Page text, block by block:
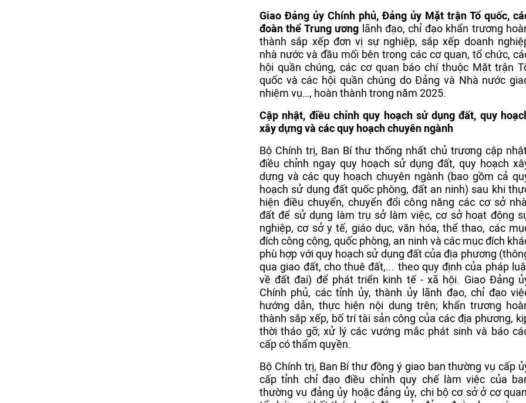
Giao Đảng ủy Chính phủ, Đảng ủy Mặt trận Tổ quốc,
đoàn thể Trung ương lãnh đạo, chỉ đạo khẩn trương
thành sắp xếp đơn vị sự nghiệp, sắp xếp doanh
nhà nước và đầu mối bên trong các cơ quan, tổ chức,
hội quần chúng, các cơ quan báo chí thuộc Mặt trận
quốc và các hội quần chúng do Đảng và Nhà nước
nhiệm vụ…, hoàn thành trong năm 2025.
Cập nhật, điều chỉnh quy hoạch sử dụng đất, quy
xây dựng và các quy hoạch chuyên ngành
Bộ Chính trị, Ban Bí thư thống nhất chủ trương cập
điều chỉnh ngay quy hoạch sử dụng đất, quy hoạch
dựng và các quy hoạch chuyên ngành (bao gồm cả
hoạch sử dụng đất quốc phòng, đất an ninh) sau khi
hiện điều chuyển, chuyển đổi công năng các cơ sở
đất để sử dụng làm trụ sở làm việc, cơ sở hoạt động
nghiệp, cơ sở y tế, giáo dục, văn hóa, thể thao, các
đích công cộng, quốc phòng, an ninh và các mục đích
phù hợp với quy hoạch sử dụng đất của địa phương
qua giao đất, cho thuê đất,... theo quy định của pháp
về đất đai) để phát triển kinh tế - xã hội. Giao Đảng
Chính phủ, các tỉnh ủy, thành ủy lãnh đạo, chỉ đạo
hướng dẫn, thực hiện nội dung trên; khẩn trương
thành sắp xếp, bố trí tài sản công của các địa phương,
thời tháo gỡ, xử lý các vướng mắc phát sinh và báo
cấp có thẩm quyền.
Bộ Chính trị, Ban Bí thư đồng ý giao ban thường vụ cấp
cấp tỉnh chỉ đạo điều chỉnh quy chế làm việc của
thường vụ đảng ủy hoặc đảng ủy, chi bộ cơ sở ở cơ